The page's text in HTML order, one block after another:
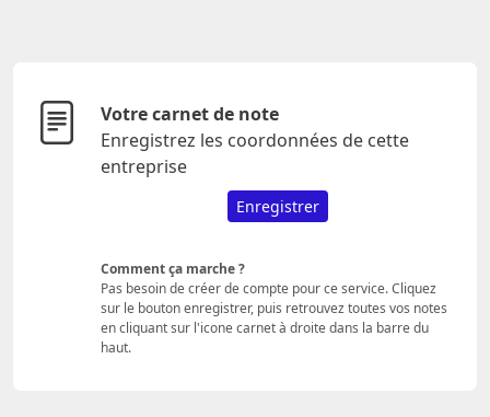
Votre carnet de note
Enregistrez les coordonnées de cette
entreprise
Enregistrer
Comment ça marche ?
Pas besoin de créer de compte pour ce service. Cliquez
sur le bouton enregistrer, puis retrouvez toutes vos notes
en cliquant sur l'icone carnet à droite dans la barre du
haut.